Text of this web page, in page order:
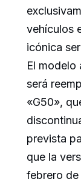
vehículos
icónica
El modelo
será
«G50»,
prevista
que la
febrero de